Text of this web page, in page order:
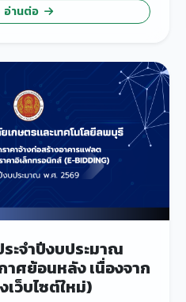
อ่านต่อ
ะจำปีงบประมาณ
าศย้อนหลัง เนื่องจาก
ว็บไซต์ใหม่)